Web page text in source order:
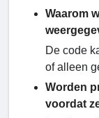
Waarom
De code
of alleen
Worden
voordat